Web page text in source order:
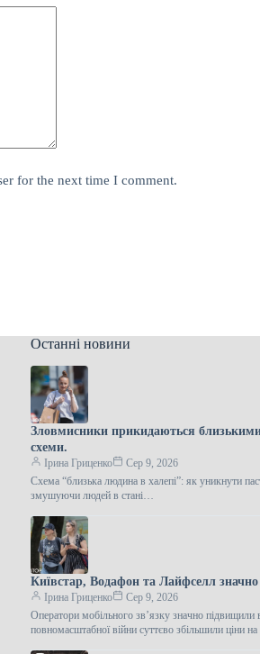
for the next time I comment.
Останні новини
Зловмисники прикидаються
схеми.
Ірина Гриценко
Сер 9, 2026
Схема “близька людина в халепі”: як уникнути
змушуючи людей в стані…
Київстар, Водафон та Лайфселл
Ірина Гриценко
Сер 9, 2026
Оператори мобільного зв’язку значно підвищили
повномасштабної війни суттєво збільшили ціни на